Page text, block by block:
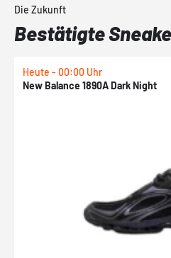
Die Zukunft
Bestätigte
Heute - 00:00 Uhr
New Balance 1890A Dark Night